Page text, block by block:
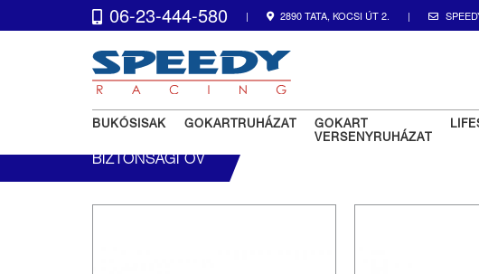
06-23-444-580 | 2890 TATA, KOCSI ÚT 2. |
BUKÓSISAK GOKARTRUHÁZAT
GOKART
VERSENYRUHÁZAT
BIZTONSÁGI ÖV